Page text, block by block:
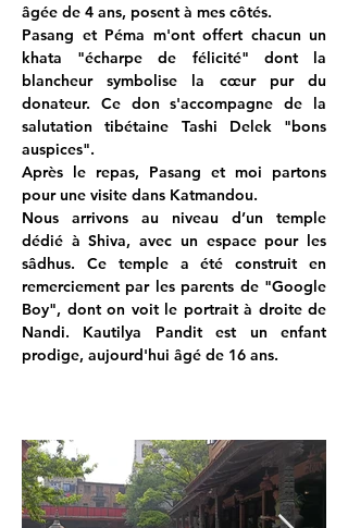
âgée de 4 ans, posent à mes côtés.
Pasang et Péma m'ont offert chacun un
khata "écharpe de félicité" dont la
blancheur symbolise la cœur pur du
donateur. Ce don s'accompagne de la
salutation tibétaine Tashi Delek "bons
auspices".
Après le repas, Pasang et moi partons
pour une visite dans Katmandou.
Nous arrivons au niveau d’un temple
dédié à Shiva, avec un espace pour les
sâdhus. Ce temple a été construit en
remerciement par les parents de "Google
Boy", dont on voit le portrait à droite de
Nandi. Kautilya Pandit est un enfant
prodige, aujourd'hui âgé de 16 ans.